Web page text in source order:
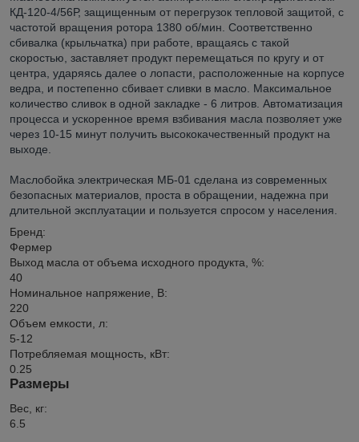
КД-120-4/56Р, защищенным от перегрузок тепловой защитой, с
частотой вращения ротора 1380 об/мин. Соответственно
сбивалка (крыльчатка) при работе, вращаясь с такой
скоростью, заставляет продукт перемещаться по кругу и от
центра, ударяясь далее о лопасти, расположенные на корпусе
ведра, и постепенно сбивает сливки в масло. Максимальное
количество сливок в одной закладке - 6 литров. Автоматизация
процесса и ускоренное время взбивания масла позволяет уже
через 10-15 минут получить высококачественный продукт на
выходе.
Маслобойка электрическая МБ-01 сделана из современных
безопасных материалов, проста в обращении, надежна при
длительной эксплуатации и пользуется спросом у населения.
Бренд:
Фермер
Выход масла от объема исходного продукта, %:
40
Номинальное напряжение, В:
220
Объем емкости, л:
5-12
Потребляемая мощность, кВт:
0.25
Размеры
Вес, кг:
6.5